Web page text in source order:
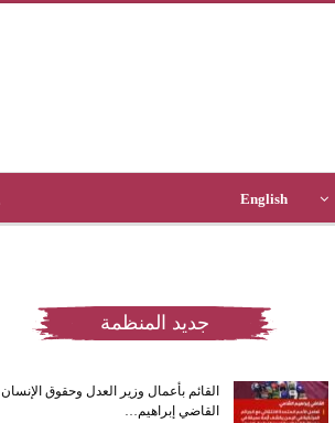
English
جديد المنظمة
القائم بأعمال وزير العدل وحقوق الإنسان
القاضي إبراهيم…